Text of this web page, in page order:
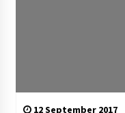
12 September 2017